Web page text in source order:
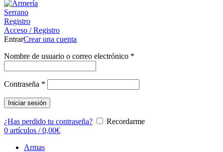
Registro
Acceso / Registro
EntrarCrear una cuenta
Nombre de usuario o correo electrónico *
Contraseña *
Iniciar sesión
¿Has perdido tu contraseña?
Recordarme
0 artículos / 0,00€
Armas